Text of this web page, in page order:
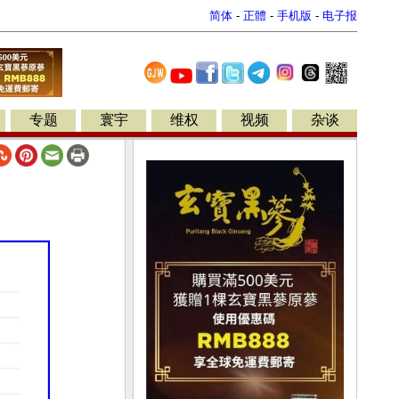
简体 - 正體 - 手机版 - 电子报
专题 寰宇 维权 视频 杂谈